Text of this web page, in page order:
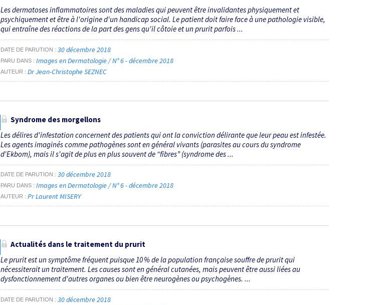
Les dermatoses inflammatoires sont des maladies qui peuvent être invalidantes physiquement et
psychiquement et être à l'origine d'un handicap social. Le patient doit faire face à une pathologie visible,
qui entraîne des réactions de la part des gens qu'il côtoie et un prurit parfois ...
DATE DE PARUTION 30 décembre 2018
PARU DANS Images en Dermatologie / N° 6 - décembre 2018
AUTEUR Dr Jean-Christophe SEZNEC
Syndrome des morgellons
Les délires d'infestation concernent des patients qui ont la conviction délirante que leur peau est infestée.
Les agents imaginés comme pathogènes sont en général vivants (parasites au cours du syndrome
d'Ekbom), mais il s'agit de plus en plus souvent de “fibres” (syndrome des ...
DATE DE PARUTION 30 décembre 2018
PARU DANS Images en Dermatologie / N° 6 - décembre 2018
AUTEUR Pr Laurent MISERY
Actualités dans le traitement du prurit
Le prurit est un symptôme fréquent puisque 10 % de la population française souffre de prurit qui
nécessiterait un traitement. Les causes sont en général cutanées, mais peuvent être aussi liées au
dysfonctionnement d'autres organes ou bien être neurogènes ou psychogènes. ...
DATE DE PARUTION 30 décembre 2018